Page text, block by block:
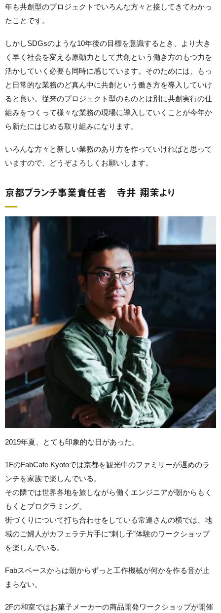
年も共創型のプロジェクトでいろんな方々と接してきてわかっ
たことです。
しかしSDGsのような10年後の目標を意識するとき、より大き
く早く社会を変える原動力として共創という働き方のもつ力を
活かしていく必要も同時に感じています。そのためには、もっ
と日常的な業務のど真ん中に共創という働き方を導入していけ
ると良い。従来のプロジェクト型のものとは別に共創実行の仕
組みをつくって様々な業務の現場に導入していくことが今年か
ら新たにはじめる取り組みになります。
いろんな方々と新しい業務のあり方を作っていければと思って
いますので、どうぞよろしくお願いします。
京都ブランチ事業責任者 寺井 翔茉より
2019年夏、とても印象的な日があった。
1FのFabCafe Kyotoでは京都を観光中のファミリーが遅めのラ
ンチを家族で楽しんでいる。
その隣では世界各地を旅しながら働くエンジニアが朝からもく
もくとプログラミング。
街づくりについて打ち合わせをしている常連さんの横では、地
域のご婦人がカフェラテ片手に“刺し子”体験のワークショップ
を楽しんでいる。
Fabスペースからは朝からずっと工作機械が何かを作る音が止
まらない。
2Fの和室ではお菓子メーカーの商品開発ワークショップが開催